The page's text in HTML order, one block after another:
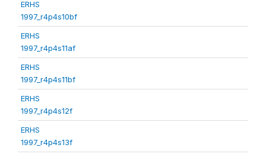
ERHS
1997_r4p4s10bf
ERHS
1997_r4p4s11af
ERHS
1997_r4p4s11bf
ERHS
1997_r4p4s12f
ERHS
1997_r4p4s13f